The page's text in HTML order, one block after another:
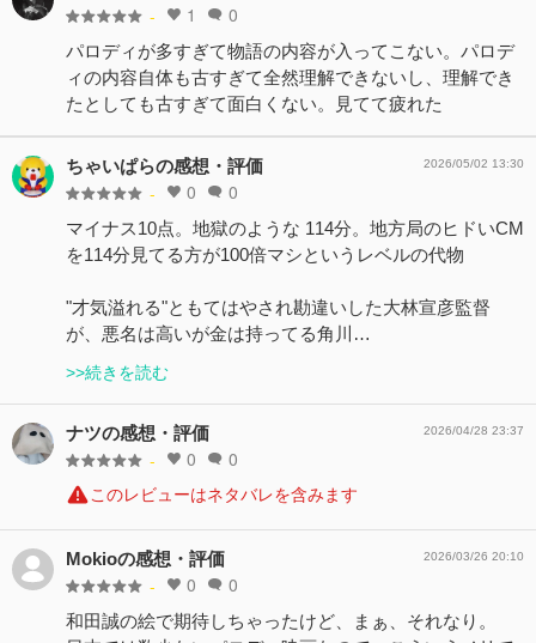
- 1 0
パロディが多すぎて物語の内容が入ってこない。パロデ
ィの内容自体も古すぎて全然理解できないし、理解でき
たとしても古すぎて面白くない。見てて疲れた
ちゃいぱらの感想・評価
- 0 0
2026/05/02 13:30
マイナス10点。地獄のような 114分。地方局のヒドいCM
を114分見てる方が100倍マシというレベルの代物
"才気溢れる"ともてはやされ勘違いした大林宣彦監督
が、悪名は高いが金は持ってる角川…
>>続きを読む
ナツの感想・評価
- 0 0
2026/04/28 23:37
このレビューはネタバレを含みます
Mokioの感想・評価
- 0 0
2026/03/26 20:10
和田誠の絵で期待しちゃったけど、まぁ、それなり。